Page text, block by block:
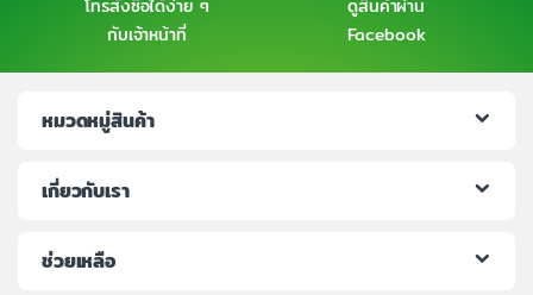
โทรสั่งซื้อได้ง่าย ๆ
กับเจ้าหน้าที่
ดูสินค้าผ่าน
Facebook
หมวดหมู่สินค้า
เกี่ยวกับเรา
ช่วยเหลือ